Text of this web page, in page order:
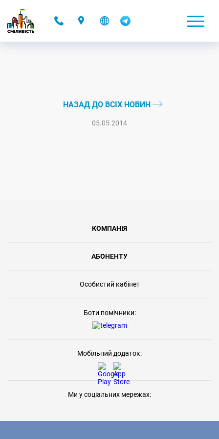
НАЗАД ДО ВСІХ НОВИН
05.05.2014
КОМПАНІЯ
АБОНЕНТУ
Особистий кабінет
Боти помічники:
Мобільний додаток:
Ми у соціальних мережах: